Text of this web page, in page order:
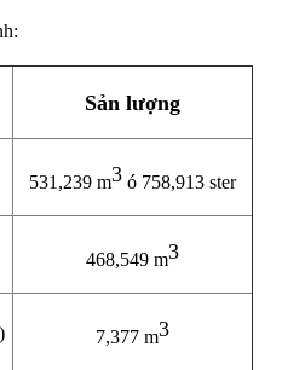
Sản lượng
531,239 m3 ó 758,913 ster
468,549 m3
7,377 m3